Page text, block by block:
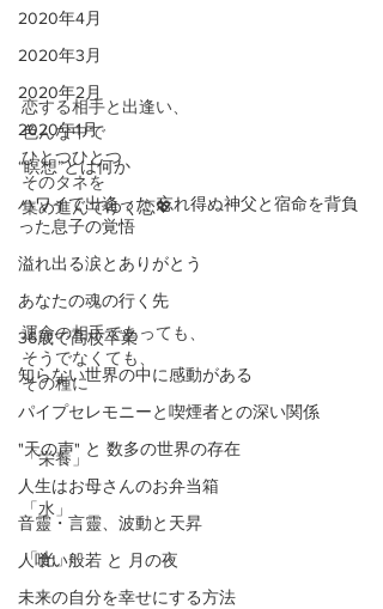
2020年4月
2020年3月
2020年2月
2020年1月
“瞑想”とは何か
ハワイで出逢った 忘れ得ぬ神父と宿命を背負
った息子の覚悟
溢れ出る涙とありがとう
あなたの魂の行く先
36歳で高校卒業
知らない世界の中に感動がある
パイプセレモニーと喫煙者との深い関係
"天の声" と 数多の世界の存在
人生はお母さんのお弁当箱
音靈・言靈、波動と天昇
人喰い般若 と 月の夜
未来の自分を幸せにする方法
恋する相手と出逢い、
色んな中で
ひとつひとつ
そのタネを
集め進んでゆく恋💖
運命の相手であっても、
そうでなくても、
その種に
「栄養」
「水」
「光」